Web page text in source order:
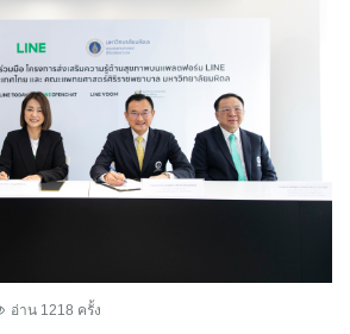
อ่าน 1218 ครั้ง